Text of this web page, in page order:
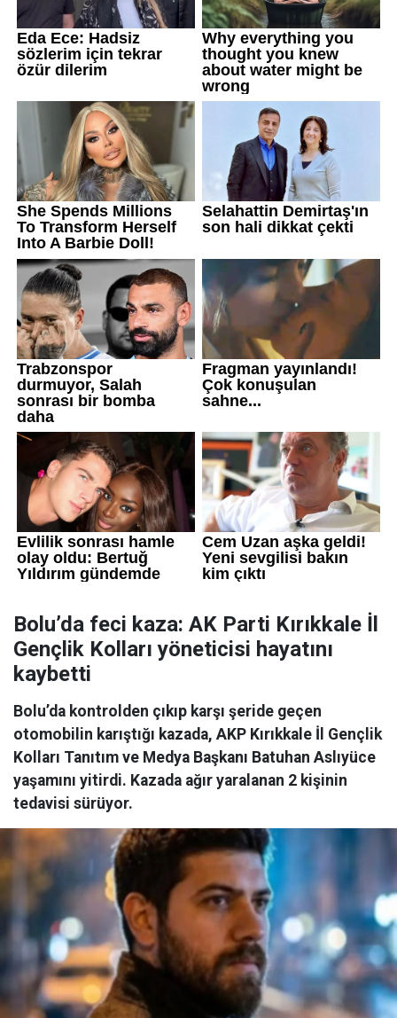
Bolu’da feci kaza: AK Parti Kırıkkale İl
Gençlik Kolları yöneticisi hayatını
kaybetti
Bolu’da kontrolden çıkıp karşı şeride geçen
otomobilin karıştığı kazada, AKP Kırıkkale İl Gençlik
Kolları Tanıtım ve Medya Başkanı Batuhan Aslıyüce
yaşamını yitirdi. Kazada ağır yaralanan 2 kişinin
tedavisi sürüyor.